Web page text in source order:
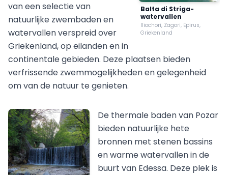
Balta di Striga-
watervallen
Iliochori, Zagori, Epirus,
Griekenland
van een selectie van
natuurlijke zwembaden en
watervallen verspreid over
Griekenland, op eilanden en in
continentale gebieden. Deze plaatsen bieden
verfrissende zwemmogelijkheden en gelegenheid
om van de natuur te genieten.
De thermale baden van Pozar
bieden natuurlijke hete
bronnen met stenen bassins
en warme watervallen in de
buurt van Edessa. Deze plek is